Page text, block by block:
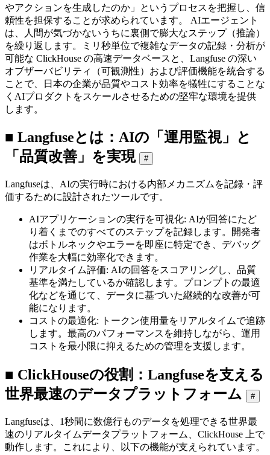
やアクションを生成したのか」というプロセスを把握し、信
頼性を担保することが求められています。 AIエージェント
は、人間が気づかないうちに裏側で膨大なステップ（推論）
を繰り返します。ミリ秒単位で複雑なデータの記録・分析が
可能な ClickHouse の高速データベースと、Langfuse の深い
オブザーバビリティ（可観測性）および評価機能を統合する
ことで、日本の企業が品質やコスト効率を犠牲にすることな
くAIプロダクトをスケールさせるための堅牢な環境を提供
します。
■ Langfuseとは：AIの「運用監視」と
「品質改善」を実現
#
Langfuseは、AIの実行時における内部メカニズムを記録・評
価するために設計されたツールです。
AIアプリケーションの実行を可視化: AIが回答にたど
り着くまでのすべてのステップを記録します。開発者
はボトルネックやエラーを即座に特定でき、デバッグ
作業を大幅に効率化できます。
リアルタイム評価: AIの回答をスコアリングし、品質
基準を満たしているか確認します。プロンプトの最適
化などを通じて、データに基づいた継続的な改善が可
能になります。
コストの最適化: トークン使用量をリアルタイムで追跡
します。最高のパフォーマンスを維持しながら、運用
コストを最小限に抑えるための管理を支援します。
■ ClickHouseの役割：Langfuseを支える
世界最速のデータプラットフォーム
#
Langfuseは、1秒間に数億行ものデータを処理できる世界最
速のリアルタイムデータプラットフォーム、ClickHouse 上で
動作します。これにより、以下の機能が支えられています。